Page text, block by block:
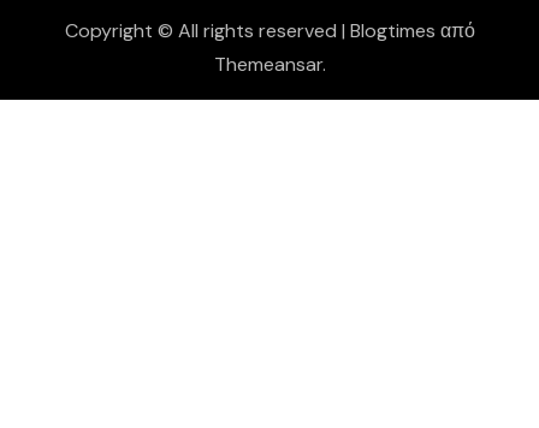
Copyright © All rights reserved | Blogtimes από
Themeansar.